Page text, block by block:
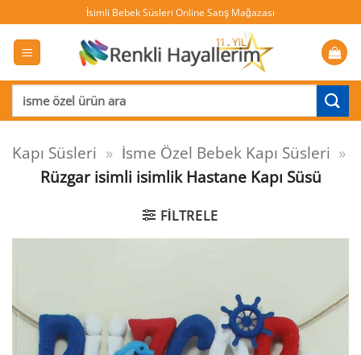
atla
İsimli Bebek Süsleri Online Satış Mağazası
Ara:
Kapı Süsleri » İsme Özel Bebek Kapı Süsleri »
Rüzgar isimli isimlik Hastane Kapı Süsü
FILTRELE